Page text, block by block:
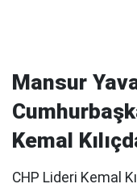
Mansur
Kemal
CHP Lideri Kemal